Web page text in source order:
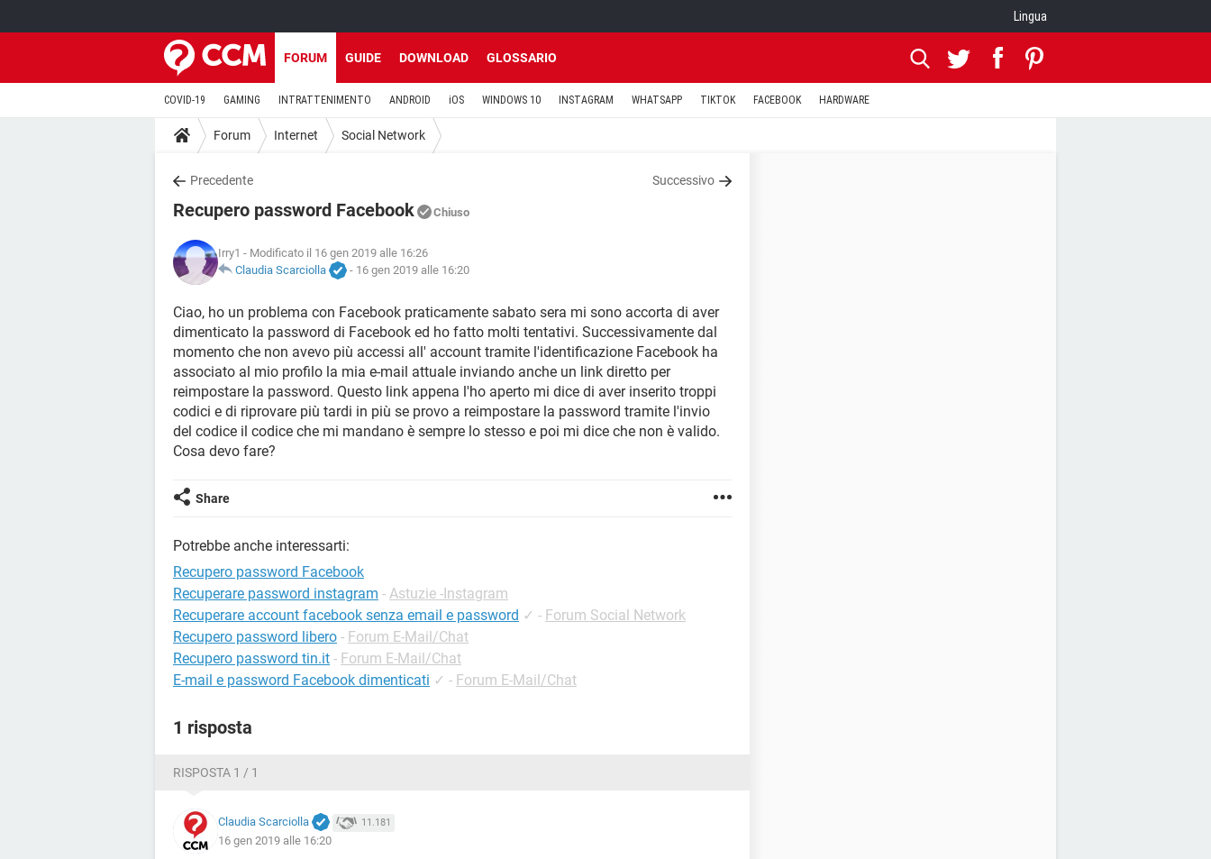
Lingua
FORUM GUIDE DOWNLOAD GLOSSARIO
COVID-19 GAMING INTRATTENIMENTO ANDROID iOS WINDOWS 10 INSTAGRAM WHATSAPP TIKTOK FACEBOOK HARDWARE
Forum Internet Social Network
Precedente Successivo
Recupero password Facebook Chiuso
Irry1 - Modificato il 16 gen 2019 alle 16:26
Claudia Scarciolla
- 16 gen 2019 alle 16:20
Ciao, ho un problema con Facebook praticamente sabato sera mi sono accorta di aver
dimenticato la password di Facebook ed ho fatto molti tentativi. Successivamente dal
momento che non avevo più accessi all' account tramite l'identificazione Facebook ha
associato al mio profilo la mia e-mail attuale inviando anche un link diretto per
reimpostare la password. Questo link appena l'ho aperto mi dice di aver inserito troppi
codici e di riprovare più tardi in più se provo a reimpostare la password tramite l'invio
del codice il codice che mi mandano è sempre lo stesso e poi mi dice che non è valido.
Cosa devo fare?
Share
Potrebbe anche interessarti:
Recupero password Facebook
Recuperare password instagram - Astuzie -Instagram
Recuperare account facebook senza email e password ✓ - Forum Social Network
Recupero password libero - Forum E-Mail/Chat
Recupero password tin.it - Forum E-Mail/Chat
E-mail e password Facebook dimenticati ✓ - Forum E-Mail/Chat
1 risposta
RISPOSTA 1 / 1
Claudia Scarciolla 11.181
16 gen 2019 alle 16:20